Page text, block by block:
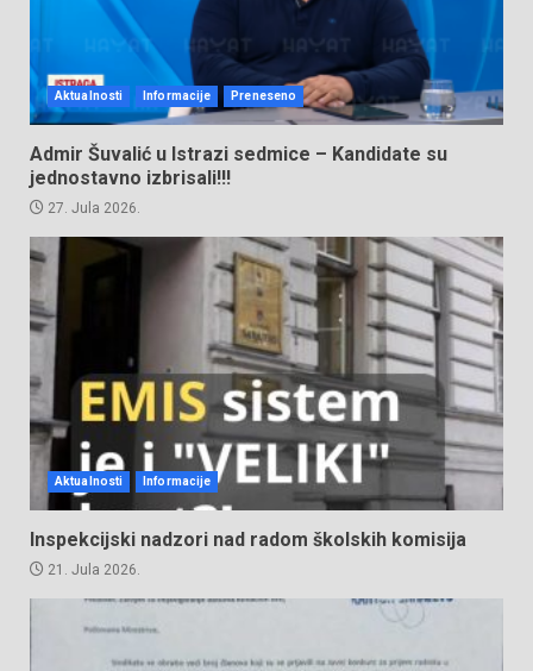
Aktualnosti Informacije Preneseno
Admir Šuvalić u Istrazi sedmice – Kandidate su
jednostavno izbrisali!!!
27. Jula 2026.
Aktualnosti Informacije
Inspekcijski nadzori nad radom školskih komisija
21. Jula 2026.